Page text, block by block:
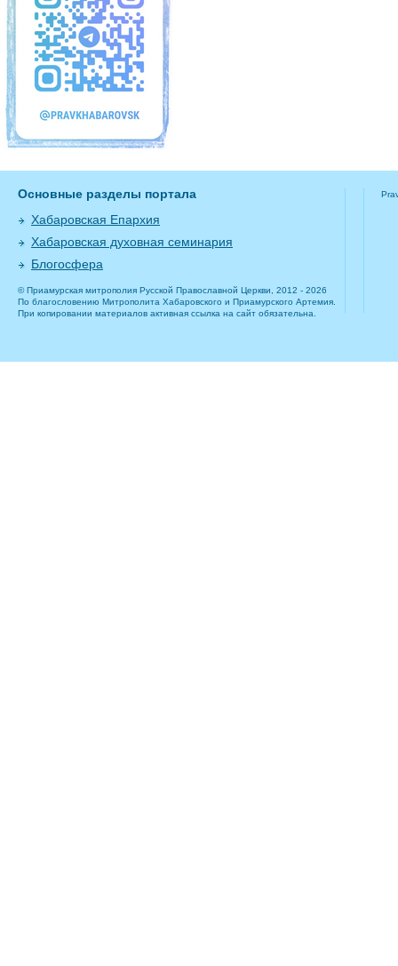
Основные разделы портала
Хабаровская Епархия
Хабаровская духовная семинария
Блогосфера
© Приамурская митрополия Русской Православной Церкви, 2012 - 2026
По благословению Митрополита Хабаровского и Приамурского Артемия.
При копировании материалов активная ссылка на сайт обязательна.